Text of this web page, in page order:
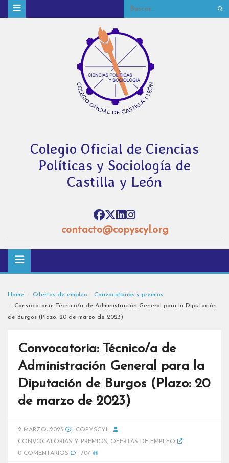
Colegio Oficial de Ciencias
Políticas y Sociología de
Castilla y León
contacto@copyscyl.org
Home Ofertas de empleo
Convocatorias y premios
Convocatoria: Técnico/a de Administración General para la Diputación
de Burgos (Plazo: 20 de marzo de 2023)
Convocatoria: Técnico/a de
Administración General para la
Diputación de Burgos (Plazo: 20
de marzo de 2023)
2 MARZO, 2023
COPYSCYL
CONVOCATORIAS Y PREMIOS, OFERTAS DE EMPLEO
0 COMENTARIOS
707